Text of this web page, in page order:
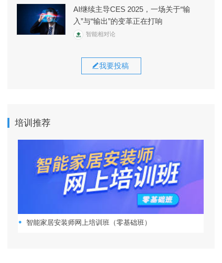
AI继续主导CES 2025，一场关于“输
入”与“输出”的变革正在打响
智能相对论
我要投稿
培训推荐
智能家居安装师网上培训班（零基础班）